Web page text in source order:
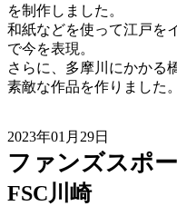
を制作しました。
和紙などを使って江戸を
で今を表現。
さらに、多摩川にかかる
素敵な作品を作りました。
2023年01月29日
ファンズスポ
FSC川崎